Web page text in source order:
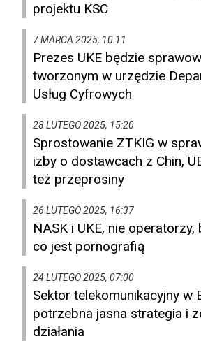
projektu KSC
7 MARCA 2025, 10:11
Prezes UKE będzie
tworzonym w urzędzie
Usług Cyfrowych
28 LUTEGO 2025, 15:20
Sprostowanie ZTKIG w
izby o dostawcach z Chin,
też przeprosiny
26 LUTEGO 2025, 16:37
NASK i UKE, nie operatorzy,
co jest pornografią
24 LUTEGO 2025, 07:00
Sektor telekomunikacyjny w
potrzebna jasna strategia i
działania